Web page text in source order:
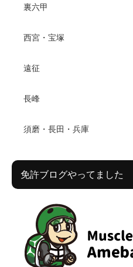
裏六甲
西宮・宝塚
遠征
長峰
須磨・長田・兵庫
免許ブログやってました